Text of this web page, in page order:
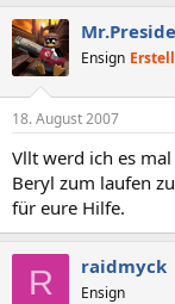
Ensign
18. August 2007
Vllt werd ich es
Beryl zum laufen
für eure Hilfe.
R raidmyck
Ensign